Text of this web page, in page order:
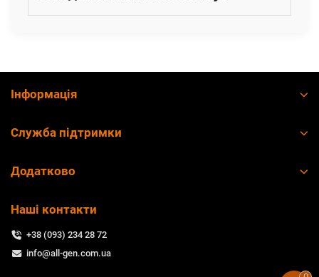
Інформація
Служба підтримки
Додатково
Наші контакти
+38 (093) 234 28 72
info@all-gen.com.ua